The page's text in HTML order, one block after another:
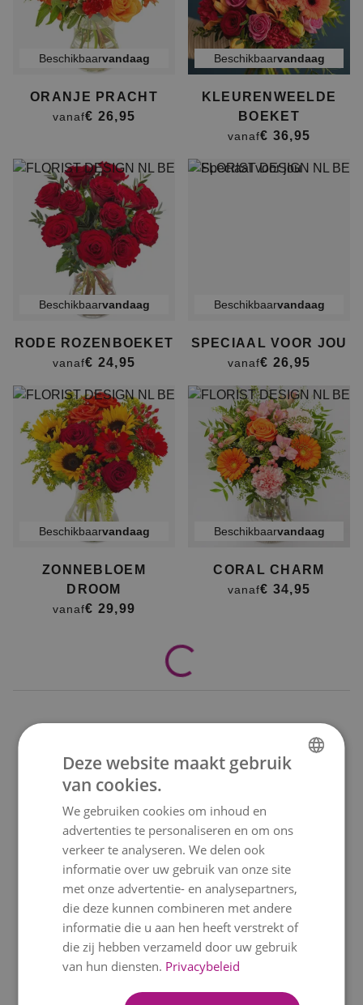
Beschikbaarvandaag
ORANJE PRACHT
vanaf€ 26,95
Beschikbaarvandaag
KLEURENWEELDE
BOEKET
vanaf€ 36,95
Beschikbaarvandaag
RODE ROZENBOEKET
vanaf€ 24,95
Beschikbaarvandaag
SPECIAAL VOOR JOU
vanaf€ 26,95
Beschikbaarvandaag
ZONNEBLOEM
DROOM
vanaf€ 29,99
Beschikbaarvandaag
CORAL CHARM
vanaf€ 34,95
vandaag
ZONNIGE
ZONNEBLOEMEN
vanaf€ 27,99
Beschikbaar
ZOETE ZONNETIJD
vanaf€ 29,99
Deze website maakt gebruik
van cookies.
We gebruiken cookies om inhoud en
advertenties te personaliseren en om ons
verkeer te analyseren. We delen ook
informatie over uw gebruik van onze site
met onze advertentie- en analysepartners,
die deze kunnen combineren met andere
informatie die u aan hen heeft verstrekt of
die zij hebben verzameld door uw gebruik
van hun diensten. Privacybeleid